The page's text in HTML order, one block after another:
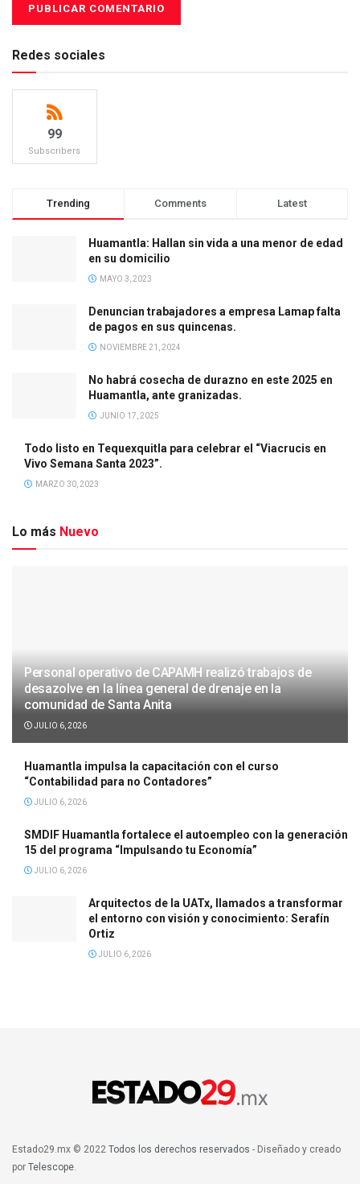
Redes sociales
99
Subscribers
Trending Comments Latest
Huamantla: Hallan sin vida a una menor de edad
en su domicilio
MAYO 3, 2023
Denuncian trabajadores a empresa Lamap falta
de pagos en sus quincenas.
NOVIEMBRE 21, 2024
No habrá cosecha de durazno en este 2025 en
Huamantla, ante granizadas.
JUNIO 17, 2025
Todo listo en Tequexquitla para celebrar el “Viacrucis en
Vivo Semana Santa 2023”.
MARZO 30, 2023
Lo más Nuevo
Personal operativo de CAPAMH realizó trabajos de
desazolve en la línea general de drenaje en la
comunidad de Santa Anita
JULIO 6, 2026
Huamantla impulsa la capacitación con el curso
“Contabilidad para no Contadores”
JULIO 6, 2026
SMDIF Huamantla fortalece el autoempleo con la generación
15 del programa “Impulsando tu Economía”
JULIO 6, 2026
Arquitectos de la UATx, llamados a transformar
el entorno con visión y conocimiento: Serafín
Ortiz
JULIO 6, 2026
Estado29.mx © 2022 Todos los derechos reservados - Diseñado y creado
por Telescope